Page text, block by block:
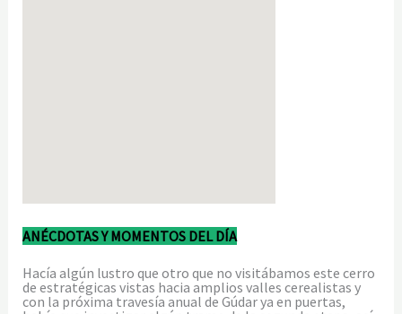
ANÉCDOTAS Y MOMENTOS DEL DÍA
Hacía algún lustro que otro que no visitábamos este cerro
de estratégicas vistas hacia amplios valles cerealistas y
con la próxima travesía anual de Gúdar ya en puertas,